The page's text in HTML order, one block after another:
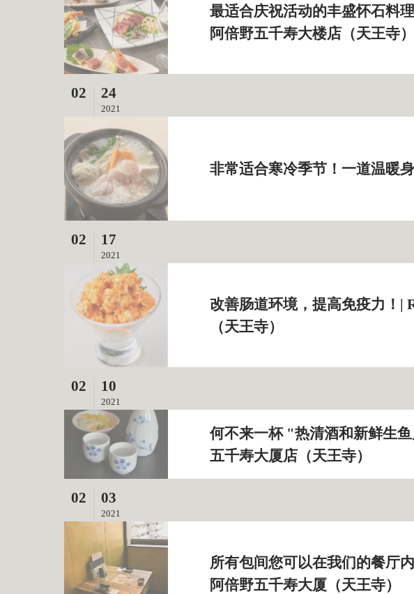
最适合庆祝活动的丰盛怀石料
阿倍野五千寿大楼店（天王寺）
02 24
2021
非常适合寒冷季节！一道温暖
02 17
2021
改善肠道环境，提高免疫力！|
（天王寺）
02 10
2021
何不来一杯 "热清酒和新鲜生
五千寿大厦店（天王寺）
02 03
2021
所有包间您可以在我们的餐厅
阿倍野五千寿大厦（天王寺）